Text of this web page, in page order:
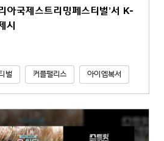
아국제스트리밍페스티벌’서 K-
시
벌 커플팰리스 아이엠복서